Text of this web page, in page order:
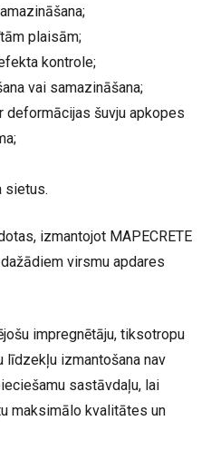
plaisām;
kontrole;
vai samazināšana;
deformācijas šuvju apkopes
sietus.
izmantojot MAPECRETE
virsmu apdares
impregnētāju, tiksotropu
līdzekļu izmantošana nav
sastāvdaļu, lai
maksimālo kvalitātes un